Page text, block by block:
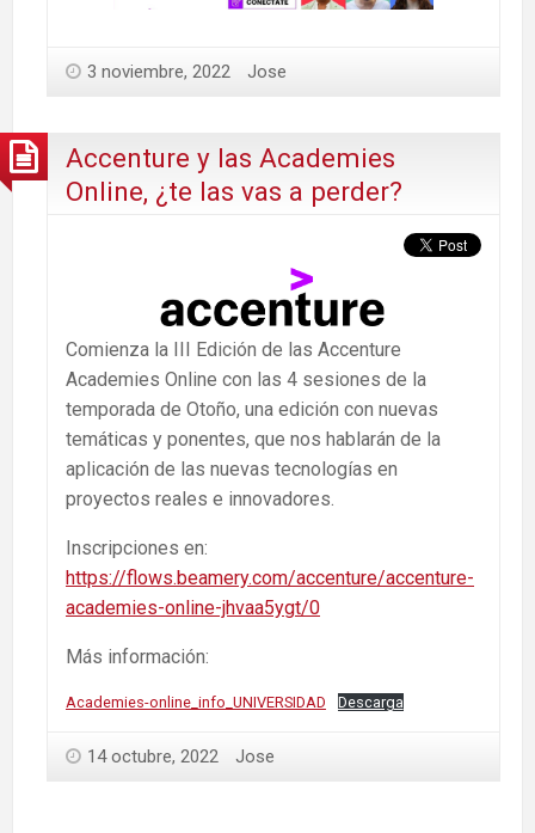
3 noviembre, 2022 Jose
Accenture y las Academies
Online, ¿te las vas a perder?
Comienza la III Edición de las Accenture
Academies Online con las 4 sesiones de la
temporada de Otoño, una edición con nuevas
temáticas y ponentes, que nos hablarán de la
aplicación de las nuevas tecnologías en
proyectos reales e innovadores.
Inscripciones en:
https://flows.beamery.com/accenture/accenture-
academies-online-jhvaa5ygt/0
Más información:
Academies-online_info_UNIVERSIDAD Descarga
14 octubre, 2022 Jose